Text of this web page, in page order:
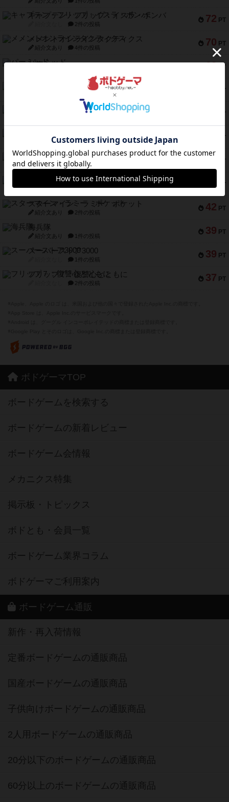
72 PT
キャプテン・フリップ：イスラ・ボンバ
2件の投稿
70 PT
メメントオンラインタクティクス
紹介文あり 4件の投稿
68 PT
パーミッド
PT
PT
セミファイナル ～お前はまだ生きている～
PT
紹介文あり 18件の投稿
PT
クランク! ：冒険者たち（拡張）
紹介文あり 4件の投稿
PT
とうほうの！
紹介文なし 1件の投稿
42 PT
スターマイン・ラミー ポケット
紹介文あり 2件の投稿
39 PT
海兵隊
紹介文あり 1件の投稿
39 PT
スーパーストア3000
1件の投稿
37 PT
フリップ７：復讐心とともに
2件の投稿
ボドゲーマTOP
ボードゲームを検索する
ボードゲームの新着レビュー
ボードゲーム会情報
メカニクス特集
掲示板・トピックス
ボドとも・会員一覧
ボードゲーム業界コラム
ボドゲーマご利用案内
ボードゲーム通販
新作・再入荷情報
定番ボードゲームの通販商品
国産ボードゲームの通販商品
子供向けボードゲームの通販商品
2人用ボードゲームの通販商品
20分以下のボードゲームの通販商品
60分以上のボードゲームの通販商品